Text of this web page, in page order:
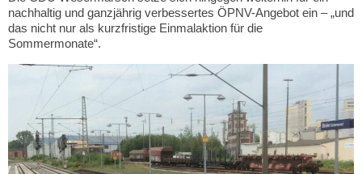
nachhaltig und ganzjährig verbessertes ÖPNV-Angebot ein – „und
das nicht nur als kurzfristige Einmalaktion für die
Sommermonate“.